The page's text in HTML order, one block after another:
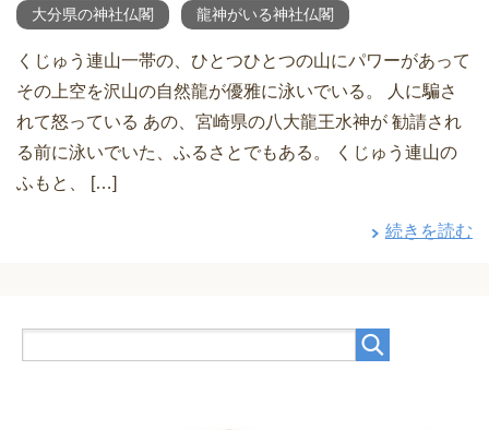
大分県の神社仏閣 龍神がいる神社仏閣
くじゅう連山一帯の、ひとつひとつの山にパワーがあって
その上空を沢山の自然龍が優雅に泳いでいる。 人に騙さ
れて怒っている あの、宮崎県の八大龍王水神が 勧請され
る前に泳いでいた、ふるさとでもある。 くじゅう連山の
ふもと、 […]
続きを読む